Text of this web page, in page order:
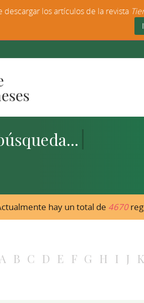
hay un total de 4670
A B C D E F G H I J K
los artículos de la revista